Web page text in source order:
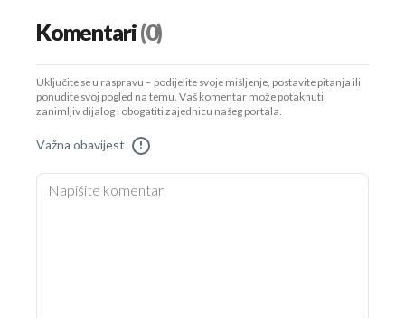
Komentari(0)
Uključite se u raspravu – podijelite svoje mišljenje, postavite pitanja ili
ponudite svoj pogled na temu. Vaš komentar može potaknuti
zanimljiv dijalog i obogatiti zajednicu našeg portala.
Važna obavijest !